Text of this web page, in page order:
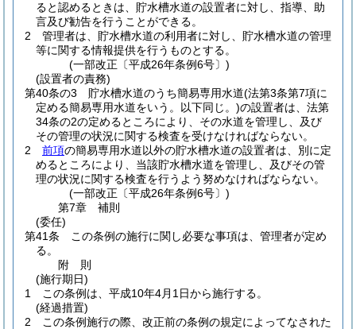
ると認めるときは、貯水槽水道の設置者に対し、指導、助
言及び勧告を行うことができる。
2
管理者は、貯水槽水道の利用者に対し、貯水槽水道の管理
等に関する情報提供を行うものとする。
(一部改正〔平成26年条例6号〕)
(設置者の責務)
第40条の3
貯水槽水道のうち簡易専用水道(法第3条第7項に
定める簡易専用水道をいう。以下同じ。)の設置者は、法第
34条の2の定めるところにより、その水道を管理し、及び
その管理の状況に関する検査を受けなければならない。
2
前項の簡易専用水道以外の貯水槽水道の設置者は、別に定
めるところにより、当該貯水槽水道を管理し、及びその管
理の状況に関する検査を行うよう努めなければならない。
(一部改正〔平成26年条例6号〕)
第7章
補則
(委任)
第41条
この条例の施行に関し必要な事項は、管理者が定め
る。
附 則
(施行期日)
1
この条例は、平成10年4月1日から施行する。
(経過措置)
2
この条例施行の際、改正前の条例の規定によってなされた